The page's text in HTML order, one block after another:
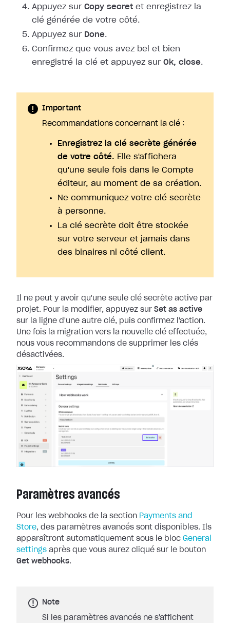
Appuyez sur Copy secret et enregistrez la
clé générée de votre côté.
Appuyez sur Done.
Confirmez que vous avez bel et bien
enregistré la clé et appuyez sur Ok, close.
Important
Recommandations concernant la clé :
Enregistrez la clé secrète générée
de votre côté. Elle s'affichera
qu'une seule fois dans le Compte
éditeur, au moment de sa création.
Ne communiquez votre clé secrète
à personne.
La clé secrète doit être stockée
sur votre serveur et jamais dans
des binaires ni côté client.
Il ne peut y avoir qu'une seule clé secrète active par
projet. Pour la modifier, appuyez sur Set as active
sur la ligne d'une autre clé, puis confirmez l'action.
Une fois la migration vers la nouvelle clé effectuée,
nous vous recommandons de supprimer les clés
désactivées.
Paramètres avancés
Pour les webhooks de la section Payments and
Store, des paramètres avancés sont disponibles. Ils
apparaîtront automatiquement sous le bloc General
settings après que vous aurez cliqué sur le bouton
Get webhooks.
Note
Si les paramètres avancés ne s'affichent